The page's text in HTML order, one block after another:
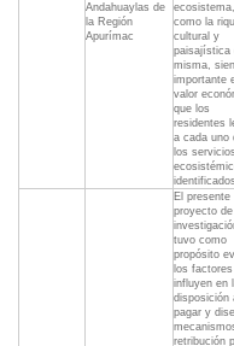
Andahuaylas de
la Región
Apurímac
como la
cultural y
paisajística
misma,
importante
valor
que los
residentes
a cada uno
los servicios
El presente
proyecto de
tuvo como
propósito
los
influyen en
disposición
pagar y
retribución